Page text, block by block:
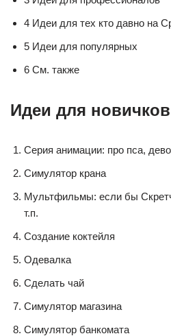
4 Идеи для тех кто давно на
5 Идеи для популярных
6 См. также
Идеи для новичков
Серия анимации: про пса,
Симулятор крана
Мультфильмы: если бы
т.п.
Создание коктейля
Одевалка
Сделать чай
Симулятор магазина
Симулятор банкомата